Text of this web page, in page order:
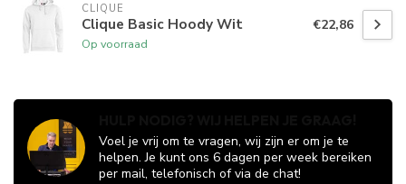
CLIQUE
Clique Basic Hoody Wit
Op voorraad
€22,86
Voel je vrij om te vragen, wij zijn er om je te
helpen. Je kunt ons 6 dagen per week bereiken
per mail, telefonisch of via de chat!